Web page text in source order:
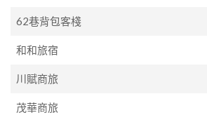
62巷背包客棧
和和旅宿
川賦商旅
茂華商旅